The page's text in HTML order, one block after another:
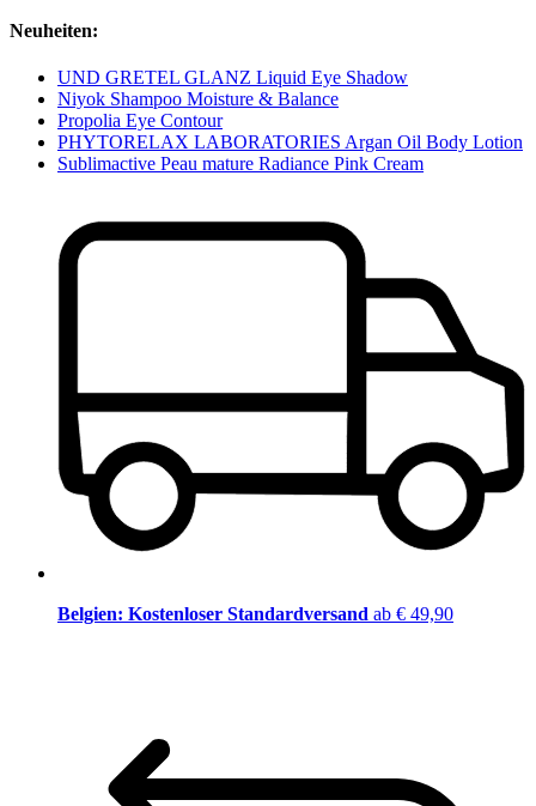
Neuheiten:
UND GRETEL GLANZ Liquid Eye Shadow
Niyok Shampoo Moisture & Balance
Propolia Eye Contour
PHYTORELAX LABORATORIES Argan Oil Body Lotion
Sublimactive Peau mature Radiance Pink Cream
Belgien: Kostenloser Standardversand ab € 49,90